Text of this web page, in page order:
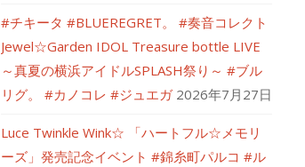
#チキータ #BLUEREGRET。 #奏音コレクト
Jewel☆Garden IDOL Treasure bottle LIVE
～真夏の横浜アイドルSPLASH祭り～ #ブル
リグ。 #カノコレ #ジュエガ 2026年7月27日
Luce Twinkle Wink☆ 「ハートフル☆メモリ
ーズ」発売記念イベント #錦糸町パルコ #ル